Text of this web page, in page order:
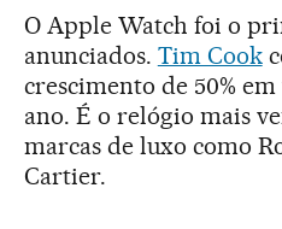
O Apple Watch foi o
anunciados. Tim Cook
crescimento de 50%
ano. É o relógio mais
marcas de luxo como
Cartier.